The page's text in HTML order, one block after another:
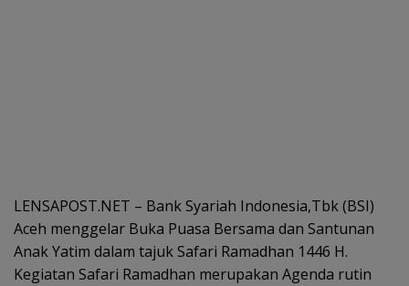
LENSAPOST.NET – Bank Syariah Indonesia,Tbk (BSI)
Aceh menggelar Buka Puasa Bersama dan Santunan
Anak Yatim dalam tajuk Safari Ramadhan 1446 H.
Kegiatan Safari Ramadhan merupakan Agenda rutin